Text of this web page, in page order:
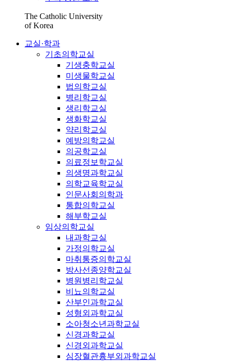
The Catholic University
of Korea
교실·학과
기초의학교실
기생충학교실
미생물학교실
법의학교실
병리학교실
생리학교실
생화학교실
약리학교실
예방의학교실
의공학교실
의료정보학교실
의생명과학교실
의학교육학교실
인문사회의학과
통합의학교실
해부학교실
임상의학교실
내과학교실
가정의학교실
마취통증의학교실
방사선종양학교실
병원병리학교실
비뇨의학교실
산부인과학교실
성형외과학교실
소아청소년과학교실
신경과학교실
신경외과학교실
심장혈관흉부외과학교실